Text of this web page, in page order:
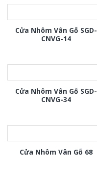
Cửa Nhôm Vân Gỗ SGD-
CNVG-14
Cửa Nhôm Vân Gỗ SGD-
CNVG-34
Cửa Nhôm Vân Gỗ 68